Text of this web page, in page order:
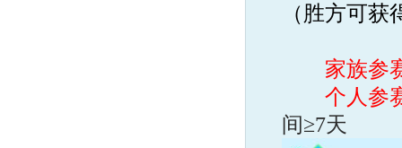
（胜方可获
家族参
个人参
间≥7天